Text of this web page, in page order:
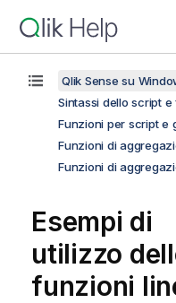
Qlik Sense su
Sintassi dello script
Funzioni per script e
Funzioni di
Funzioni di
Esempi di
utilizzo
funzioni